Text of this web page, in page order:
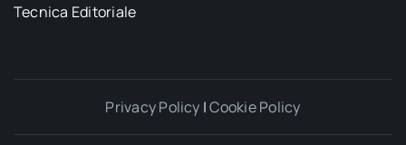
Tecnica Editoriale
Privacy Policy |Cookie Policy